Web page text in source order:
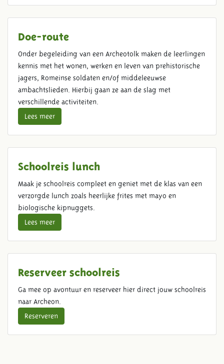
Doe-route
Onder begeleiding van een Archeotolk maken de leerlingen
kennis met het wonen, werken en leven van prehistorische
jagers, Romeinse soldaten en/of middeleeuwse
ambachtslieden. Hierbij gaan ze aan de slag met
verschillende activiteiten.
Lees meer
Schoolreis lunch
Maak je schoolreis compleet en geniet met de klas van een
verzorgde lunch zoals heerlijke frites met mayo en
biologische kipnuggets.
Lees meer
Reserveer schoolreis
Ga mee op avontuur en reserveer hier direct jouw schoolreis
naar Archeon.
Reserveren